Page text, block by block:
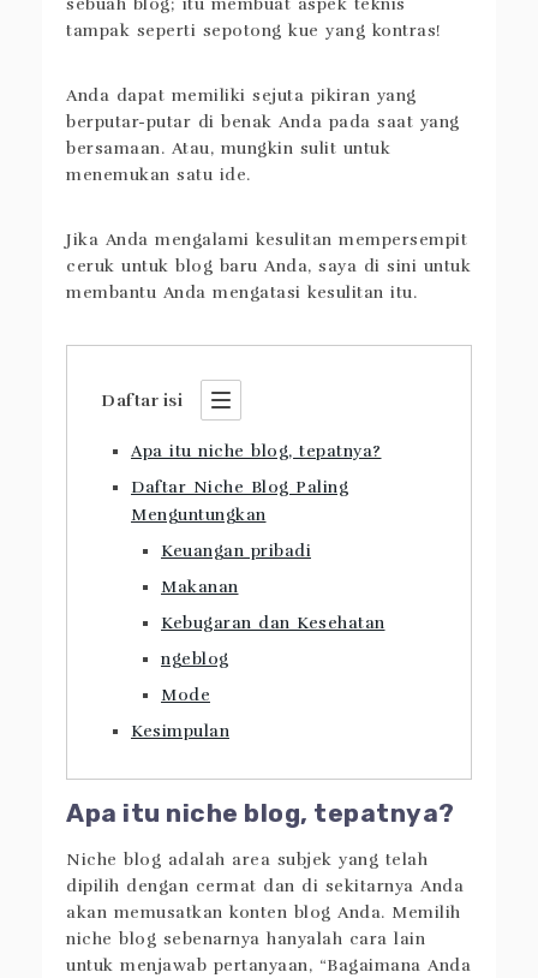
sebuah blog; itu membuat aspek teknis
tampak seperti sepotong kue yang kontras!
Anda dapat memiliki sejuta pikiran yang
berputar-putar di benak Anda pada saat yang
bersamaan. Atau, mungkin sulit untuk
menemukan satu ide.
Jika Anda mengalami kesulitan mempersempit
ceruk untuk blog baru Anda, saya di sini untuk
membantu Anda mengatasi kesulitan itu.
Daftar isi
Apa itu niche blog, tepatnya?
Daftar Niche Blog Paling
Menguntungkan
Keuangan pribadi
Makanan
Kebugaran dan Kesehatan
ngeblog
Mode
Kesimpulan
Apa itu niche blog, tepatnya?
Niche blog adalah area subjek yang telah
dipilih dengan cermat dan di sekitarnya Anda
akan memusatkan konten blog Anda. Memilih
niche blog sebenarnya hanyalah cara lain
untuk menjawab pertanyaan, “Bagaimana Anda